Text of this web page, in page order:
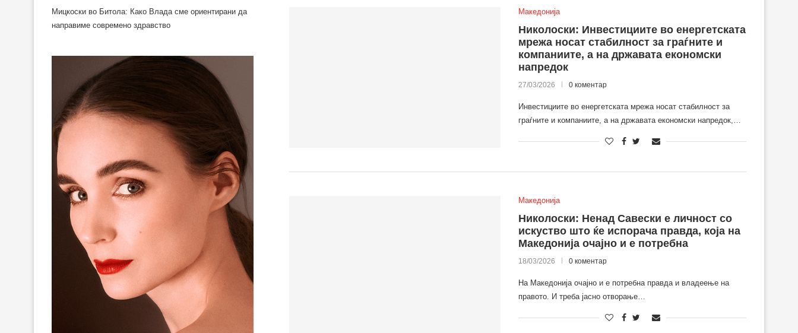
Македонија
Николоски: Инвестициите во енергетската
мрежа носат стабилност за граѓните и
компаниите, а на државата економски
напредок
27/03/2026 0 коментар
Инвестициите во енергетската мрежа носат стабилност за
граѓните и компаниите, а на државата економски напредок,…
Македонија
Николоски: Ненад Савески е личност со
искуство што ќе испорача правда, која на
Македонија очајно и е потребна
18/03/2026 0 коментар
На Македонија очајно и е потребна правда и владеење на
правото. И треба јасно отворање…
Мицкоски во Битола: Како Влада сме ориентирани да
направиме современо здравство